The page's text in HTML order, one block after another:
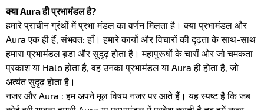
क्या Aura ही प्रभामंडल है?
हमारे प्राचीन ग्रंथों में प्रभा मंडल का वर्णन मिलता है। क्या प्रभामंडल और
Aura एक ही हैं, संभवत: हाँ। हमारे कार्यो और विचारों की दृढ़ता के साथ-साथ
हमारा प्रभामंडल ब़डा और सुदृढ़ होता है। महापुरूषों के चारों ओर जो चमकता
प्रकाश या Halo होता है, वह उनका प्रभामंडल या Aura ही होता है, जो
अत्यंत सुदृढ़ होता है।
नजर और Aura : हम अपने मूल विषय नजर पर आते हैं। यह स्पष्ट है कि जब